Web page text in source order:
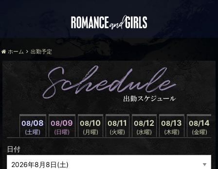
ホーム 出勤予定
08/08
(土曜)
08/09
(日曜)
08/10
(月曜)
08/11
(火曜)
08/12
(水曜)
08/13
(木曜)
08/14
(金曜)
日付